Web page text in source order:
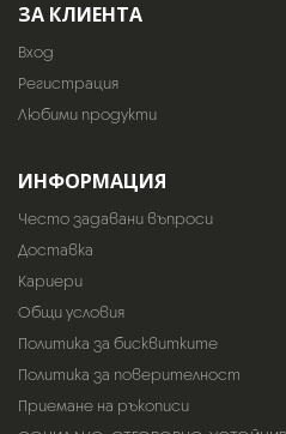
ЗА КЛИЕНТА
Вход
Регистрация
Любими продукти
ИНФОРМАЦИЯ
Често задавани въпроси
Доставка
Кариери
Общи условия
Политика за бисквитките
Политика за поверителност
Приемане на ръкописи